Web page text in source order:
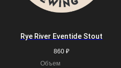
Rye River Eventide Stout
860 ₽
Объем